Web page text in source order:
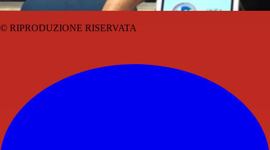
© RIPRODUZIONE RISERVATA